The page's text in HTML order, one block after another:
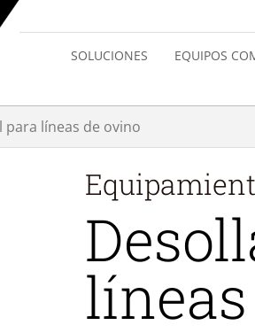
SOLUCIONES EQUIPOS
líneas de ovino